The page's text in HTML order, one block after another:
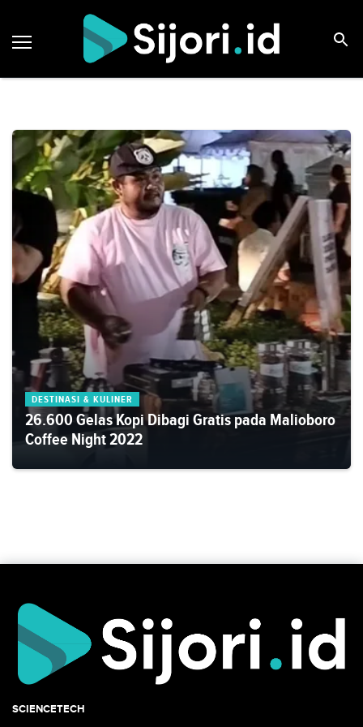
DESTINASI & KULINER
26.600 Gelas Kopi Dibagi Gratis pada Malioboro
Coffee Night 2022
SCIENCETECH